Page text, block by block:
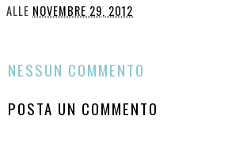
ALLE NOVEMBRE 29, 2012
NESSUN COMMENTO
POSTA UN COMMENTO